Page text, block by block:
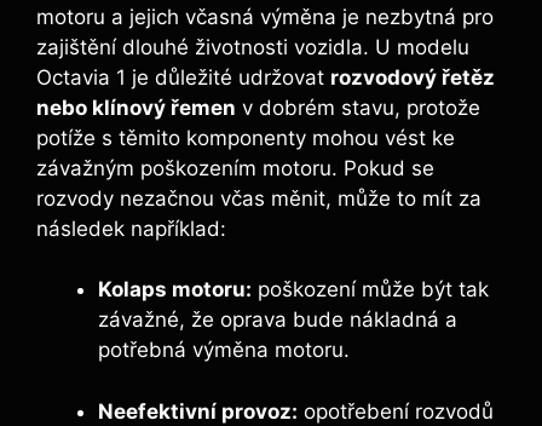
motoru a jejich včasná výměna je nezbytná pro
zajištění dlouhé životnosti vozidla. U modelu
Octavia 1 je důležité udržovat rozvodový řetěz
nebo klínový řemen v dobrém stavu, protože
potíže s těmito komponenty mohou vést ke
závažným poškozením motoru. Pokud se
rozvody nezačnou včas měnit, může to mít za
následek například:
Kolaps motoru: poškození může být tak
závažné, že oprava bude nákladná a
potřebná výměna motoru.
Neefektivní provoz: opotřebení rozvodů